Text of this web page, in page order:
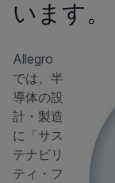
います。
Allegro
では、半
導体の設
計・製造
に「サス
テナビリ
ティ・フ